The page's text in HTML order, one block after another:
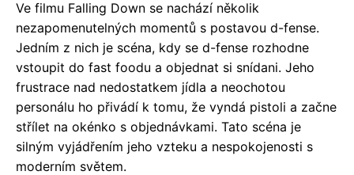
Ve filmu Falling Down se nachází několik
nezapomenutelných momentů s postavou d-fense.
Jedním z nich je scéna, kdy se d-fense rozhodne
vstoupit do fast foodu a objednat si snídani. Jeho
frustrace nad nedostatkem jídla a neochotou
personálu ho přivádí k tomu, že vyndá pistoli a začne
střílet na okénko s objednávkami. Tato scéna je
silným vyjádřením jeho vzteku a nespokojenosti s
moderním světem.